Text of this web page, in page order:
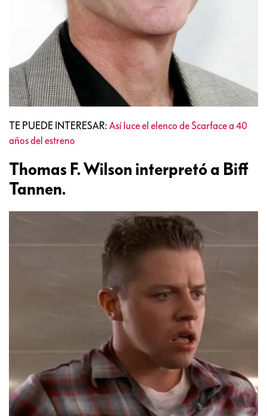
TE PUEDE INTERESAR: Así luce el elenco de Scarface a 40
años del estreno
Thomas F. Wilson interpretó a Biff
Tannen.